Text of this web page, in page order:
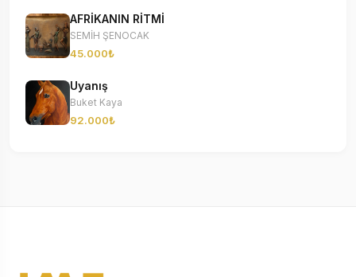
AFRİKANIN RİTMİ
SEMİH ŞENOCAK
45.000₺
Uyanış
Buket Kaya
92.000₺